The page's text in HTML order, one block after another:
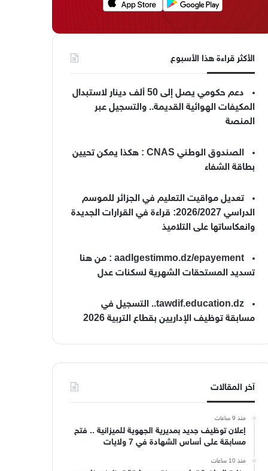
الأكثر قراءة هذا الأسبوع
دعم حكومي يصل إلى 50 ألف دينار لاستبدال
المكيفات الهوائية القديمة.. والتسجيل عبر
المنصة
الصندوق الوطني CNAS : هكذا يمكن تحيين
بطاقة الشفاء
تعديل مواقيت التعليم في الجزائر للموسم
الدراسي 2026/2027: قراءة في القرارات الجديدة
وانعكاساتها على التلاميذ
aadlgestimmo.dz/epayement : من هنا
تسديد المستحقات الشهرية لسكنات عدل
tawdif.education.dz.. التسجيل في
مسابقة توظيف الإداريين بقطاع التربية 2026
آخر المقالات
منذ 9 ساعات
إعلان توظيف جديد بمديرية الجهوية للميزانية .. فتح
مسابقة على أساس الشهادة في 7 ولايات
منذ 10 ساعات